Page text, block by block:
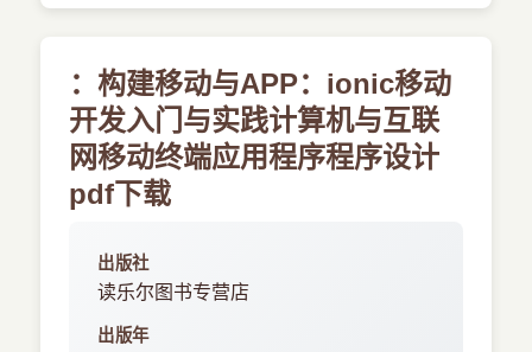
：构建移动与APP：ionic移动
开发入门与实践计算机与互联
网移动终端应用程序程序设计
pdf下载
出版社
读乐尔图书专营店
出版年